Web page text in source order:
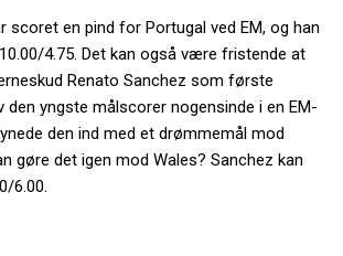
scoret en pind for Portugal ved EM, og han
4.75. Det kan også være fristende at
Renato Sanchez som første
den yngste målscorer nogensinde i en EM-
den ind med et drømmemål mod
gøre det igen mod Wales? Sanchez kan
6.00.